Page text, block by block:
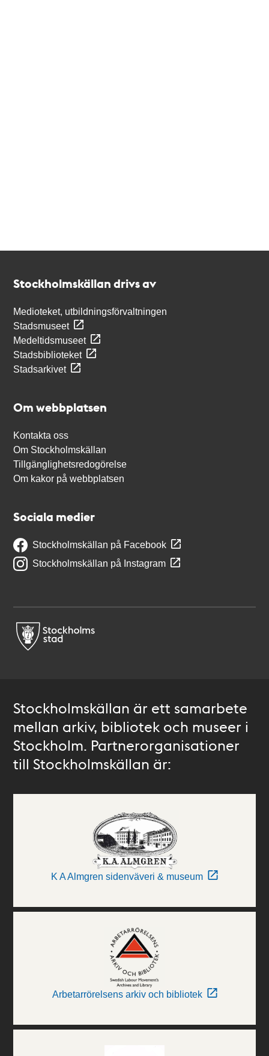
Stockholmskällan drivs av
Medioteket, utbildningsförvaltningen
Stadsmuseet
Medeltidsmuseet
Stadsbiblioteket
Stadsarkivet
Om webbplatsen
Kontakta oss
Om Stockholmskällan
Tillgänglighetsredogörelse
Om kakor på webbplatsen
Sociala medier
Stockholmskällan på Facebook
Stockholmskällan på Instagram
Stockholmskällan är ett samarbete
mellan arkiv, bibliotek och museer i
Stockholm. Partnerorganisationer
till Stockholmskällan är:
K A Almgren sidenväveri & museum
Arbetarrörelsens arkiv och bibliotek